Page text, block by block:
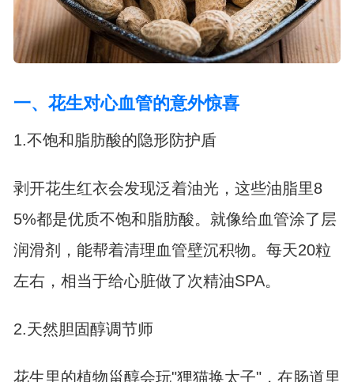
一、花生对心血管的意外惊喜
1.不饱和脂肪酸的隐形防护盾
剥开花生红衣会发现泛着油光，这些油脂里8
5%都是优质不饱和脂肪酸。就像给血管涂了层
润滑剂，能帮着清理血管壁沉积物。每天20粒
左右，相当于给心脏做了次精油SPA。
2.天然胆固醇调节师
花生里的植物甾醇会玩"狸猫换太子"，在肠道里